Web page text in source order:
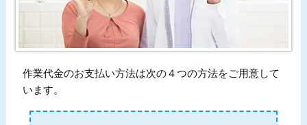
作業代金のお支払い方法は次の４つの方法をご用意して
います。